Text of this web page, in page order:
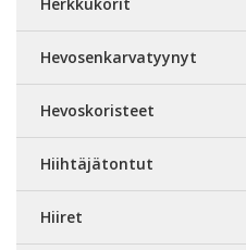
Hevosenkarvatyynyt
Hevoskoristeet
Hiihtäjätontut
Hiiret